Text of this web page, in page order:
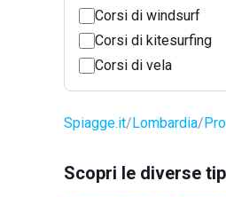
Corsi di windsurf
Corsi di kitesurfing
Corsi di vela
Spiagge.it Lombardia
Scopri le diverse